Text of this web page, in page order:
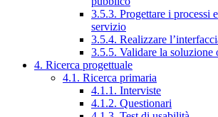
3.5.3. Progettare i processi
servizio
3.5.4. Realizzare
3.5.5. Validare la soluzione
4. Ricerca progettuale
4.1. Ricerca primaria
4.1.1. Interviste
4.1.2. Questionari